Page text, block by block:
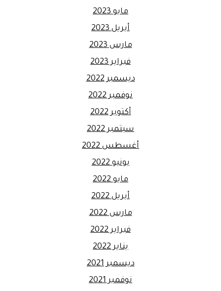
مايو 2023
أبريل 2023
مارس 2023
فبراير 2023
ديسمبر 2022
نوفمبر 2022
أكتوبر 2022
سبتمبر 2022
أغسطس 2022
يونيو 2022
مايو 2022
أبريل 2022
مارس 2022
فبراير 2022
يناير 2022
ديسمبر 2021
نوفمبر 2021